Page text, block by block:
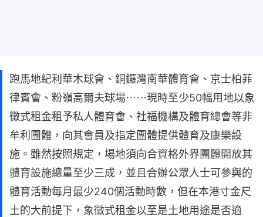
跑馬地紀利華木球會、銅鑼灣南華體育會、京士柏菲
律賓會、粉嶺高爾夫球場⋯⋯現時至少50幅用地以象
徵式租金租予私人體育會、社福機構及體育總會等非
牟利團體，向其會員及指定團體提供體育及康樂設
施。雖然按照規定，場地須向合資格外界團體開放其
體育設施總量至少三成，並且合辦公眾人士可參與的
體育活動每月最少240個活動時數，但在本港寸金尺
土的大前提下，象徵式租金以至是土地用途是否適